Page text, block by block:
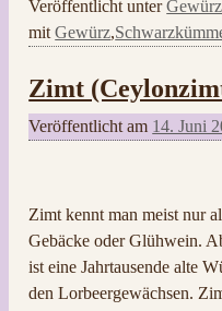
Veröffentlicht unter
mit Gewürz,
Zimt
Veröffentlicht am 14. Juni
Zimt kennt man meist nur
Gebäcke oder Glühwein.
ist eine Jahrtausende alte
den Lorbeergewächsen.